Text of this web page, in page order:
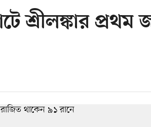
শ্রীলঙ্কার প্রথম